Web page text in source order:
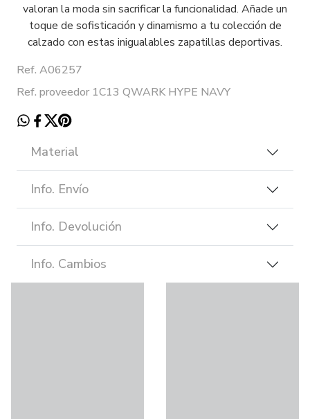
valoran la moda sin sacrificar la funcionalidad. Añade un
toque de sofisticación y dinamismo a tu colección de
calzado con estas inigualables zapatillas deportivas.
Ref. A06257
Ref. proveedor 1C13 QWARK HYPE NAVY
Material
Info. Envío
Info. Devolución
Info. Cambios